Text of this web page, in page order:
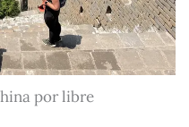
por libre